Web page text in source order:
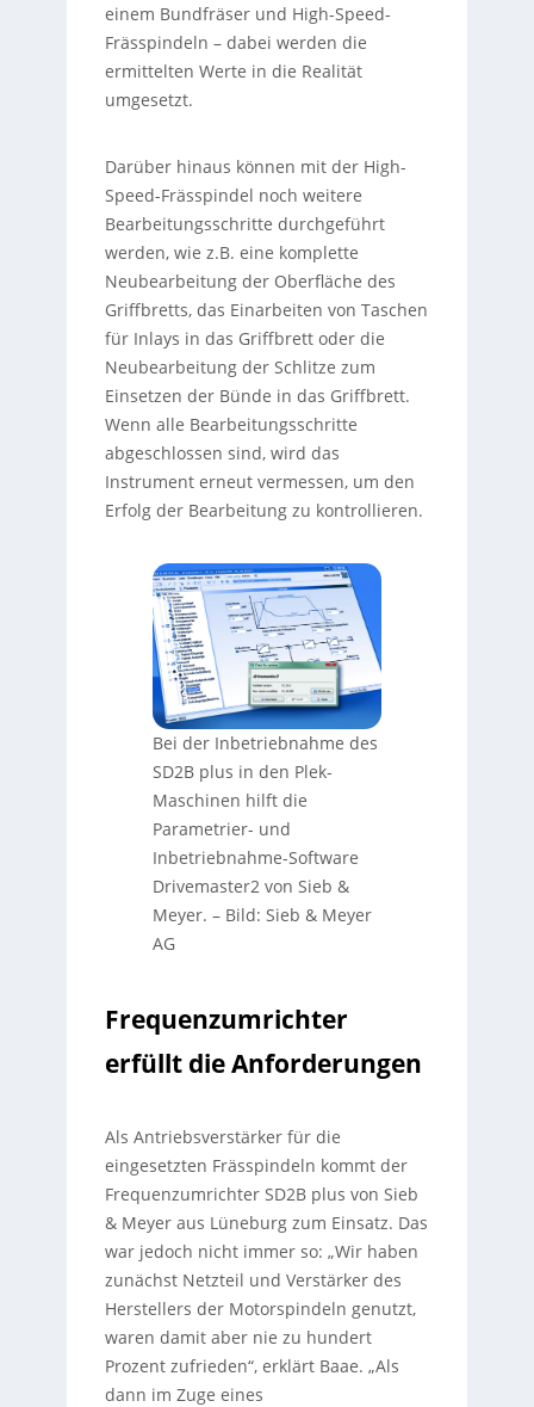
einem Bundfräser und High-Speed-
Frässpindeln – dabei werden die
ermittelten Werte in die Realität
umgesetzt.
Darüber hinaus können mit der High-
Speed-Frässpindel noch weitere
Bearbeitungsschritte durchgeführt
werden, wie z.B. eine komplette
Neubearbeitung der Oberfläche des
Griffbretts, das Einarbeiten von Taschen
für Inlays in das Griffbrett oder die
Neubearbeitung der Schlitze zum
Einsetzen der Bünde in das Griffbrett.
Wenn alle Bearbeitungsschritte
abgeschlossen sind, wird das
Instrument erneut vermessen, um den
Erfolg der Bearbeitung zu kontrollieren.
Bei der Inbetriebnahme des
SD2B plus in den Plek-
Maschinen hilft die
Parametrier- und
Inbetriebnahme-Software
Drivemaster2 von Sieb &
Meyer. – Bild: Sieb & Meyer
AG
Frequenzumrichter
erfüllt die Anforderungen
Als Antriebsverstärker für die
eingesetzten Frässpindeln kommt der
Frequenzumrichter SD2B plus von Sieb
& Meyer aus Lüneburg zum Einsatz. Das
war jedoch nicht immer so: „Wir haben
zunächst Netzteil und Verstärker des
Herstellers der Motorspindeln genutzt,
waren damit aber nie zu hundert
Prozent zufrieden“, erklärt Baae. „Als
dann im Zuge eines